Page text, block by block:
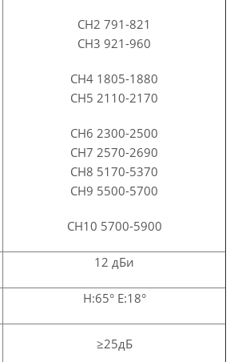
CH2 791-821
CH3 921-960
CH4 1805-1880
CH5 2110-2170
CH6 2300-2500
CH7 2570-2690
CH8 5170-5370
CH9 5500-5700
CH10 5700-5900
12 дБи
H:65° E:18°
≥25дБ